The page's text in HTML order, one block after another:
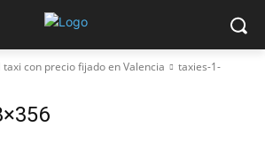
con precio fijado en Valencia
taxies-1-